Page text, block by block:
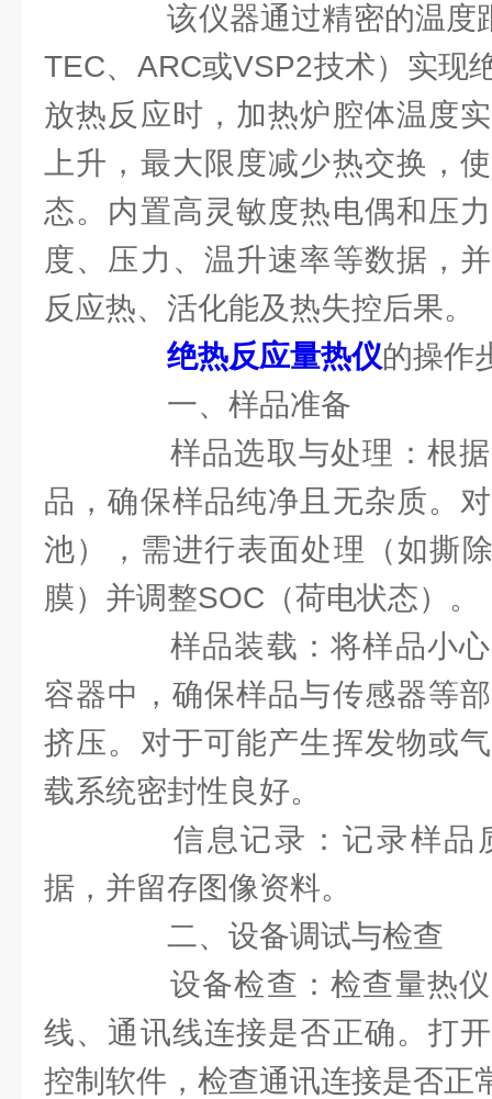
该仪器通过精密的温度
TEC、ARC或VSP2技术）实现
放热反应时，加热炉腔体温度
上升，最大限度减少热交换，
态。内置高灵敏度热电偶和压
度、压力、温升速率等数据，
反应热、活化能及热失控后果。
绝热反应量热仪的操作
一、样品准备
样品选取与处理：根据
品，确保样品纯净且无杂质。
池），需进行表面处理（如撕
膜）并调整SOC（荷电状态）。
样品装载：将样品小心
容器中，确保样品与传感器等
挤压。对于可能产生挥发物或
载系统密封性良好。
信息记录：记录样品
据，并留存图像资料。
二、设备调试与检查
设备检查：检查量热仪
线、通讯线连接是否正确。打
控制软件，检查通讯连接是否正